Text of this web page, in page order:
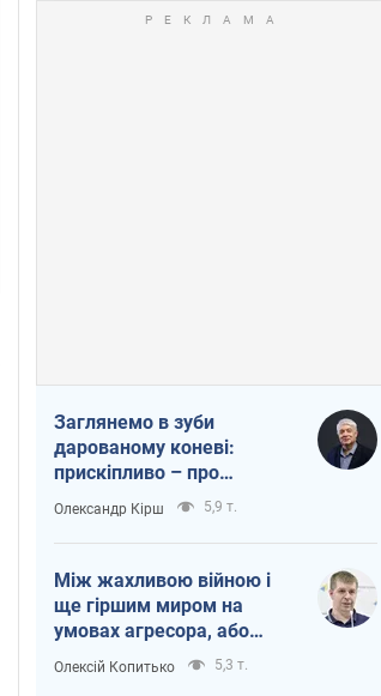
Заглянемо в зуби
дарованому коневі:
прискіпливо – про
допомогу Україні
Олександр Кірш 5,9 т.
Між жахливою війною і
ще гіршим миром на
умовах агресора, або
Безвихідність – теж
Олексій Копитько 5,3 т.